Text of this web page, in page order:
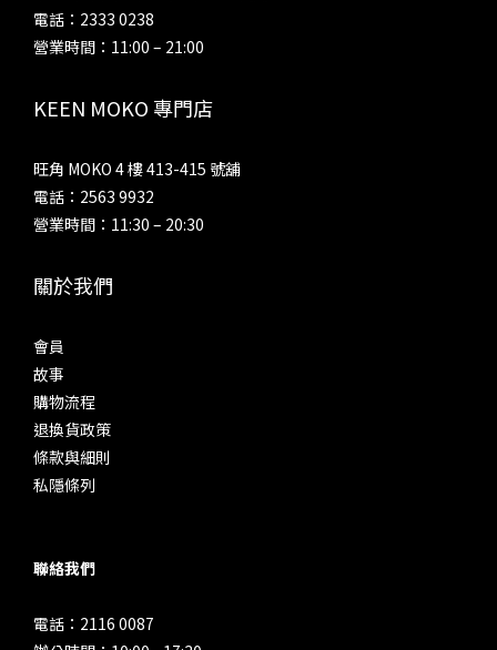
電話：2333 0238
營業時間：11:00 – 21:00
KEEN MOKO 專門店
旺角 MOKO 4 樓 413-415 號舖
電話：2563 9932
營業時間：11:30 – 20:30
關於我們
會員
故事
購物流程
退換貨政策
條款與細則
私隱條列
聯絡我們
電話：2116 0087